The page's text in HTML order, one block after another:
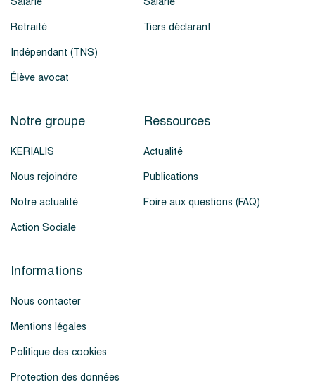
Retraité
Indépendant (TNS)
Élève avocat
Tiers déclarant
Notre groupe
KERIALIS
Nous rejoindre
Notre actualité
Action Sociale
Ressources
Actualité
Publications
Foire aux questions (FAQ)
Informations
Nous contacter
Mentions légales
Politique des cookies
Protection des données